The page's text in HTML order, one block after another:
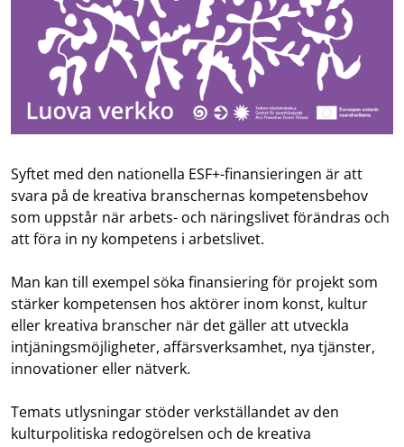
Syftet med den nationella ESF+-finansieringen är att
svara på de kreativa branschernas kompetensbehov
som uppstår när arbets- och näringslivet förändras och
att föra in ny kompetens i arbetslivet.
Man kan till exempel söka finansiering för projekt som
stärker kompetensen hos aktörer inom konst, kultur
eller kreativa branscher när det gäller att utveckla
intjäningsmöjligheter, affärsverksamhet, nya tjänster,
innovationer eller nätverk.
Temats utlysningar stöder verkställandet av den
kulturpolitiska redogörelsen och de kreativa